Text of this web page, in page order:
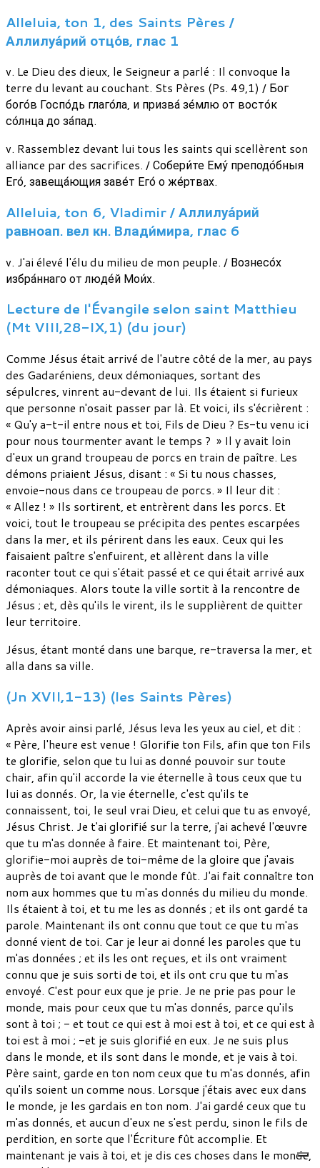
Alleluia, ton 1, des Saints Pères /
Аллилуа́рий отцо́в, глас 1
v. Le Dieu des dieux, le Seigneur a parlé : Il convoque la
terre du levant au couchant. Sts Pères (Ps. 49,1) / Бог
бого́в Госпо́дь глаго́ла, и призва́ зе́млю от восто́к
со́лнца до за́пад.
v. Rassemblez devant lui tous les saints qui scellèrent son
alliance par des sacrifices. / Собери́те Ему́ преподо́бныя
Его́, завеща́ющия заве́т Его́ о же́ртвах.
Alleluia, ton 6, Vladimir / Аллилуа́рий
равноап. вел кн. Влади́мира, глас 6
v. J'ai élevé l'élu du milieu de mon peuple. / Вознесо́х
избра́ннаго от люде́й Мои́х.
Lecture de l'Évangile selon saint Matthieu
(Mt VIII,28-IX,1) (du jour)
Comme Jésus était arrivé de l'autre côté de la mer, au pays
des Gadaréniens, deux démoniaques, sortant des
sépulcres, vinrent au-devant de lui. Ils étaient si furieux
que personne n'osait passer par là. Et voici, ils s'écrièrent :
« Qu'y a-t-il entre nous et toi, Fils de Dieu ? Es-tu venu ici
pour nous tourmenter avant le temps ? » Il y avait loin
d'eux un grand troupeau de porcs en train de paître. Les
démons priaient Jésus, disant : « Si tu nous chasses,
envoie-nous dans ce troupeau de porcs. » Il leur dit :
« Allez ! » Ils sortirent, et entrèrent dans les porcs. Et
voici, tout le troupeau se précipita des pentes escarpées
dans la mer, et ils périrent dans les eaux. Ceux qui les
faisaient paître s'enfuirent, et allèrent dans la ville
raconter tout ce qui s'était passé et ce qui était arrivé aux
démoniaques. Alors toute la ville sortit à la rencontre de
Jésus ; et, dès qu'ils le virent, ils le supplièrent de quitter
leur territoire.
Jésus, étant monté dans une barque, re-traversa la mer, et
alla dans sa ville.
(Jn XVII,1-13) (les Saints Pères)
Après avoir ainsi parlé, Jésus leva les yeux au ciel, et dit :
« Père, l'heure est venue ! Glorifie ton Fils, afin que ton Fils
te glorifie, selon que tu lui as donné pouvoir sur toute
chair, afin qu'il accorde la vie éternelle à tous ceux que tu
lui as donnés. Or, la vie éternelle, c'est qu'ils te
connaissent, toi, le seul vrai Dieu, et celui que tu as envoyé,
Jésus Christ. Je t'ai glorifié sur la terre, j'ai achevé l'œuvre
que tu m'as donnée à faire. Et maintenant toi, Père,
glorifie-moi auprès de toi-même de la gloire que j'avais
auprès de toi avant que le monde fût. J'ai fait connaître ton
nom aux hommes que tu m'as donnés du milieu du monde.
Ils étaient à toi, et tu me les as donnés ; et ils ont gardé ta
parole. Maintenant ils ont connu que tout ce que tu m'as
donné vient de toi. Car je leur ai donné les paroles que tu
m'as données ; et ils les ont reçues, et ils ont vraiment
connu que je suis sorti de toi, et ils ont cru que tu m'as
envoyé. C'est pour eux que je prie. Je ne prie pas pour le
monde, mais pour ceux que tu m'as donnés, parce qu'ils
sont à toi ; - et tout ce qui est à moi est à toi, et ce qui est à
toi est à moi ; -et je suis glorifié en eux. Je ne suis plus
dans le monde, et ils sont dans le monde, et je vais à toi.
Père saint, garde en ton nom ceux que tu m'as donnés, afin
qu'ils soient un comme nous. Lorsque j'étais avec eux dans
le monde, je les gardais en ton nom. J'ai gardé ceux que tu
m'as donnés, et aucun d'eux ne s'est perdu, sinon le fils de
perdition, en sorte que l'Écriture fût accomplie. Et
maintenant je vais à toi, et je dis ces choses dans le monde,